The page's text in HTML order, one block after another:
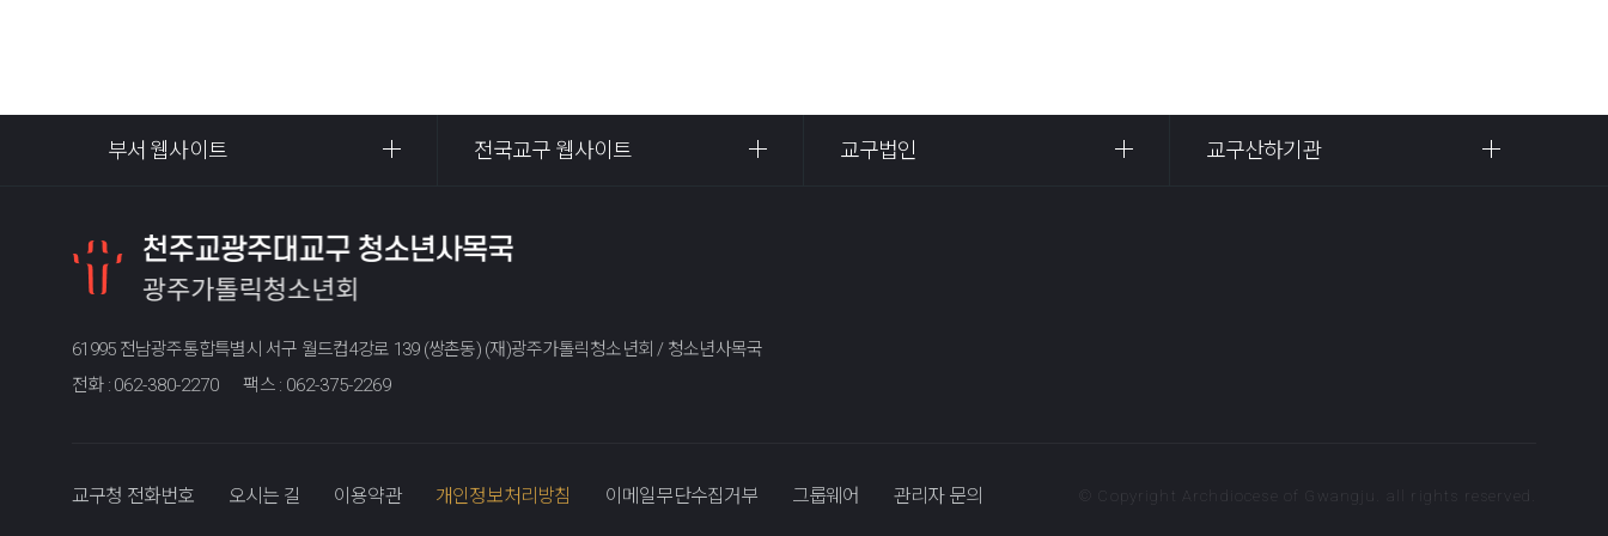
부서 웹사이트 전국교구 웹사이트 교구법인 교구산하기관
61995 전남광주통합특별시 서구 월드컵4강로 139 (쌍촌동) (재)광주가톨릭청소년회 / 청소년사목국
전화 : 062-380-2270 팩스 : 062-375-2269
교구청 전화번호 오시는 길 이용약관 개인정보처리방침 이메일무단수집거부 그룹웨어 관리자 문의 © Copyright Archdiocese of Gwangju. all rights reserved.